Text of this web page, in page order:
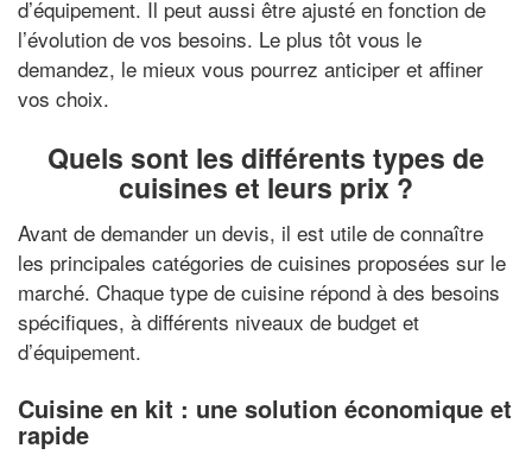
d’équipement. Il peut aussi être ajusté en fonction de
l’évolution de vos besoins. Le plus tôt vous le
demandez, le mieux vous pourrez anticiper et affiner
vos choix.
Quels sont les différents types de
cuisines et leurs prix ?
Avant de demander un devis, il est utile de connaître
les principales catégories de cuisines proposées sur le
marché. Chaque type de cuisine répond à des besoins
spécifiques, à différents niveaux de budget et
d’équipement.
Cuisine en kit : une solution économique et
rapide